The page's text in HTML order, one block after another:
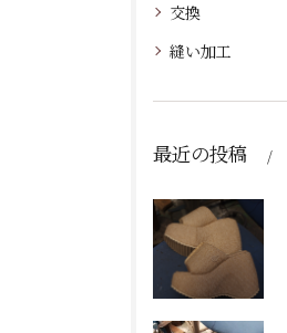
交換
縫い加工
最近の投稿